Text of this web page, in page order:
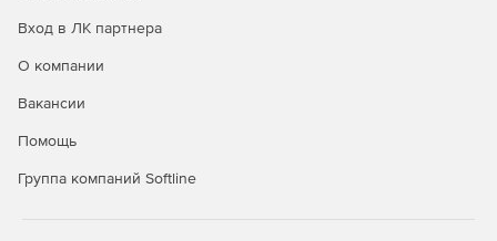
Вход в ЛК партнера
О компании
Вакансии
Помощь
Группа компаний Softline